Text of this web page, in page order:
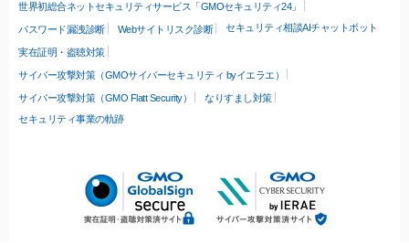
世界初総合ネットセキュリティサービス「GMOセキュリティ24」
パスワード漏洩診断 Webサイトリスク診断 セキュリティ相談AIチャットボット
実在証明・盗聴対策
サイバー攻撃対策（GMOサイバーセキュリティ byイエラエ）
サイバー攻撃対策（GMO Flatt Security）
なりすまし対策
セキュリティ事業の軌跡